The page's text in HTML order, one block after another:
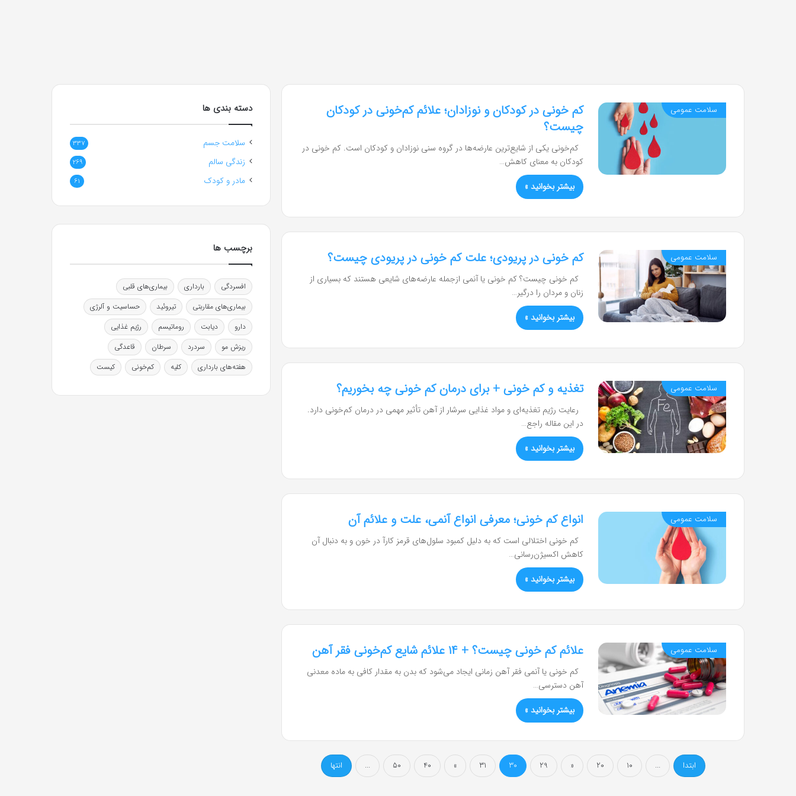
سلامت عمومی
کم خونی در کودکان و نوزادان؛ علائم کم‌خونی در کودکان
چیست؟
کم‌خونی یکی از شایع‌ترین عارضه‌ها در گروه سنی نوزادان و کودکان است. کم خونی در
کودکان به معنای کاهش…
بیشتر بخوانید »
سلامت عمومی کم خونی در پریودی؛ علت کم خونی در پریودی چیست؟
کم خونی چیست؟ کم خونی یا آنمی ازجمله عارضه‌های شایعی هستند که بسیاری از
زنان و مردان را درگیر…
بیشتر بخوانید »
سلامت عمومی تغذیه و کم خونی + برای درمان کم خونی چه بخوریم؟
رعایت رژیم تغذیه‌ای و مواد غذایی سرشار از آهن تأثیر مهمی در درمان کم‌خونی دارد.
در این مقاله راجع…
بیشتر بخوانید »
سلامت عمومی انواع کم خونی؛ معرفی انواع آنمی، علت و علائم آن
کم خونی اختلالی است که به دلیل کمبود سلول‌های قرمز کارآ در خون و به دنبال آن
کاهش اکسیژن‌رسانی…
بیشتر بخوانید »
سلامت عمومی علائم کم خونی چیست؟ + ۱۴ علائم شایع کم‌خونی فقر آهن
کم خونی یا آنمی فقر آهن زمانی ایجاد می‌شود که بدن به مقدار کافی به ماده معدنی
آهن دسترسی…
بیشتر بخوانید »
ابتدا ...
10
20
«
29
30
31
»
40
50
... انتها
دسته بندی ها
سلامت جسم 337
زندگی سالم 269
مادر و کودک 61
برچسب ها
افسردگی بارداری
بیماری‌های قلبی
بیماری‌های مقاربتی
تیروئید
حساسیت و آلرژی
دارو
دیابت روماتیسم
رژیم غذایی
ریزش مو
سردرد سرطان
قاعدگی
هفته‌های بارداری
کلیه کم‌خونی کیست